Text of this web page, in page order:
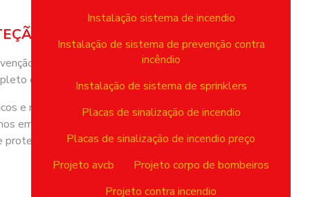
Instalação sistema de incendio
Instalação de sistema de prevenção contra
incêndio
Instalação de sistema de sprinklers
Placas de sinalização de incendio
Placas de sinalização de incendio preço
Projeto avcb
Projeto corpo de bombeiros
Projeto contra incendio
CONTRA INCÊNDIO
e combate a incêndios,
em todos os tipos de sistemas.
e na condução de todo o processo
em constante evolução para
proteger vidas e patrimônios.